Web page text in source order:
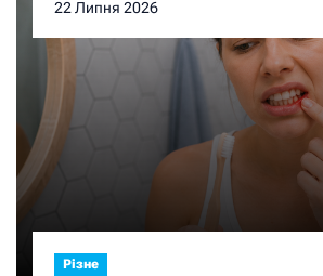
22 Липня 2026
Різне